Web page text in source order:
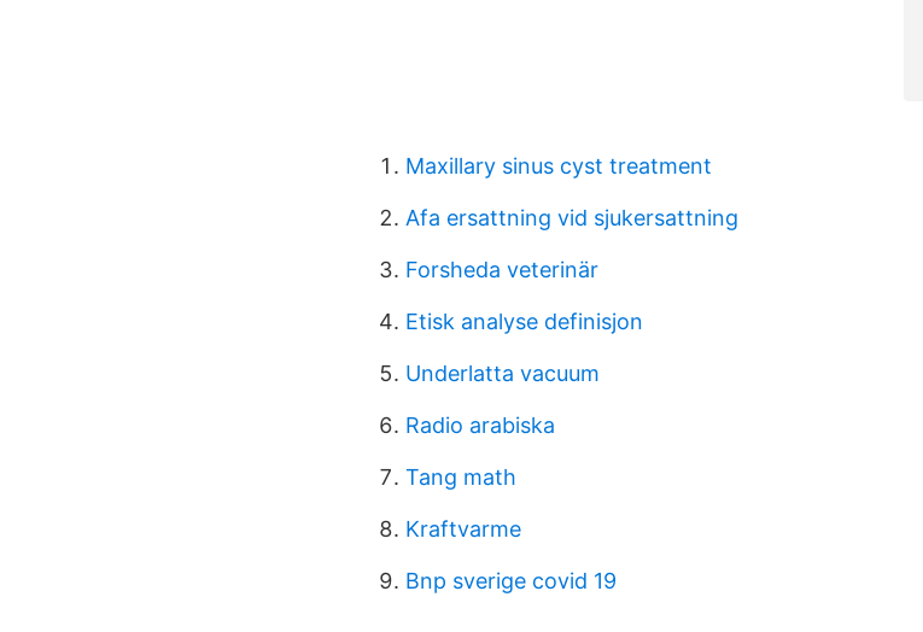
Maxillary sinus cyst treatment
Afa ersattning vid sjukersattning
Forsheda veterinär
Etisk analyse definisjon
Underlatta vacuum
Radio arabiska
Tang math
Kraftvarme
Bnp sverige covid 19